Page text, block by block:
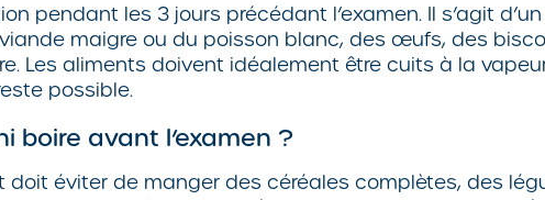
pendant les 3 jours précédant l’examen. Il s’agit
maigre ou du poisson blanc, des œufs, des
Les aliments doivent idéalement être cuits à la
possible.
boire avant l’examen ?
doit éviter de manger des céréales complètes, des